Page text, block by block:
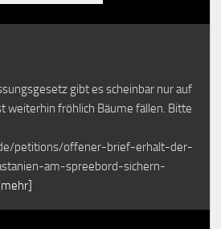
gibt es scheinbar nur auf
weiterhin fröhlich Bäume fällen. Bitte
petitions/offener-brief-erhalt-der-
am-spreebord-sichern-